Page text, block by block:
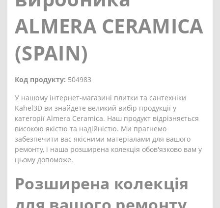
ALMERA CERAMICA
(SPAIN)
Код продукту: 504983
У нашому інтернет-магазині плитки та сантехніки
Kahel3D ви знайдете великий вибір продукції у
категорії Almera Ceramica. Наш продукт відрізняється
високою якістю та надійністю. Ми прагнемо
забезпечити вас якісними матеріалами для вашого
ремонту, і наша розширена колекція обов'язково вам у
цьому допоможе.
Розширена колекція